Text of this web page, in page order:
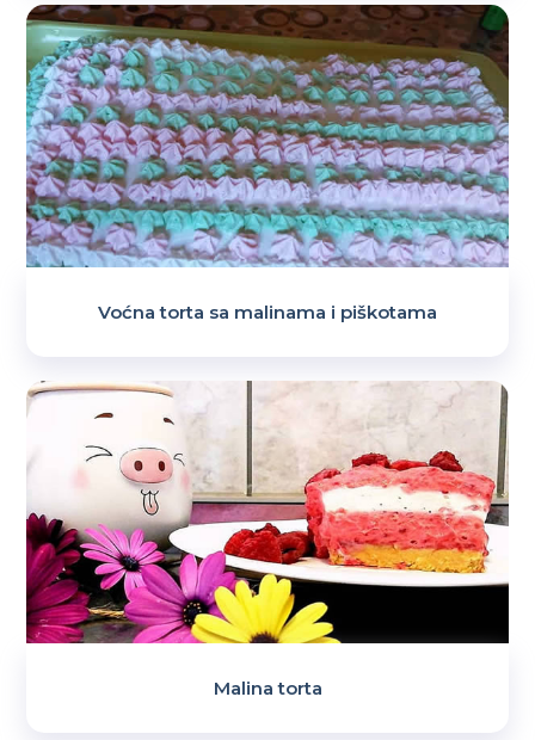
Voćna torta sa malinama i piškotama
Malina torta